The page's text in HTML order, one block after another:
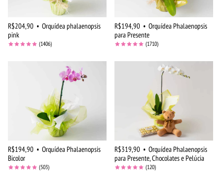
R$204,90 • Orquídea phalaenopsis
pink
(1406)
R$194,90 • Orquídea Phalaenopsis
para Presente
(1710)
R$194,90 • Orquídea Phalaenopsis
Bicolor
(503)
R$319,90 • Orquídea Phalaenopsis
para Presente, Chocolates e Pelúcia
(120)